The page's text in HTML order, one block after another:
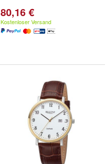
80,16 €
Kostenloser Versand